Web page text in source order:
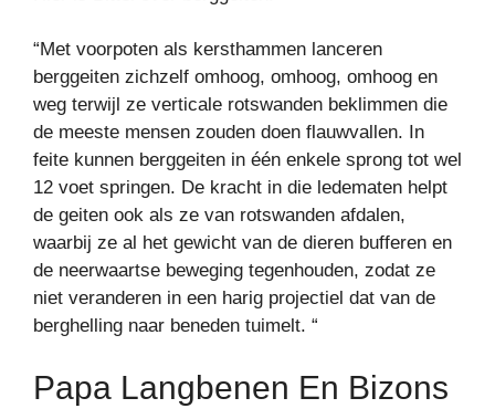
“Met voorpoten als kersthammen lanceren
berggeiten zichzelf omhoog, omhoog, omhoog en
weg terwijl ze verticale rotswanden beklimmen die
de meeste mensen zouden doen flauwvallen. In
feite kunnen berggeiten in één enkele sprong tot wel
12 voet springen. De kracht in die ledematen helpt
de geiten ook als ze van rotswanden afdalen,
waarbij ze al het gewicht van de dieren bufferen en
de neerwaartse beweging tegenhouden, zodat ze
niet veranderen in een harig projectiel dat van de
berghelling naar beneden tuimelt. “
Papa Langbenen En Bizons